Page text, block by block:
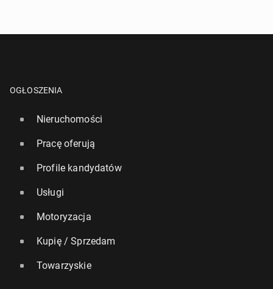
OGŁOSZENIA
Nieruchomości
Pracę oferują
Profile kandydatów
Usługi
Motoryzacja
Kupię / Sprzedam
Towarzyskie